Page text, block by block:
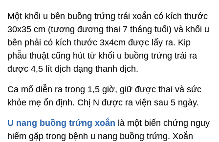
Một khối u bên buồng trứng trái xoắn có kích thước
30x35 cm (tương đương thai 7 tháng tuổi) và khối u
bên phải có kích thước 3x4cm được lấy ra. Kip
phẫu thuật cũng hút từ khối u buồng trứng trái ra
được 4,5 lít dịch dạng thanh dịch.
Ca mổ diễn ra trong 1,5 giờ, giữ được thai và sức
khỏe mẹ ổn định. Chị N được ra viện sau 5 ngày.
U nang buồng trứng xoắn là một biến chứng nguy
hiểm gặp trong bệnh u nang buồng trứng. Xoắn